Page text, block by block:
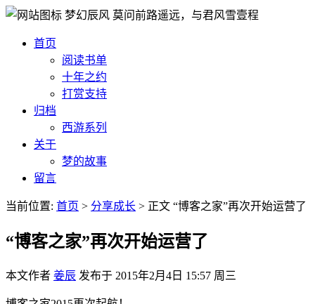
梦幻辰风 莫问前路遥远，与君风雪壹程
首页
阅读书单
十年之约
打赏支持
归档
西游系列
关于
梦的故事
留言
当前位置: 首页 > 分享成长 > 正文 “博客之家”再次开始运营了
“博客之家”再次开始运营了
本文作者 姜辰 发布于 2015年2月4日 15:57 周三